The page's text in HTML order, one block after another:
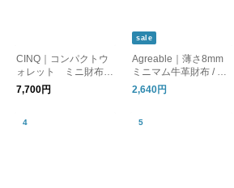
CINQ｜コンパクトウ
ォレット ミニ財布
【ネコポス対象】
7,700円
sale
Agreable｜薄さ8mm
ミニマム牛革財布 / フ
ラットで嵩張りにくい
本革 ミニ財布
2,640円